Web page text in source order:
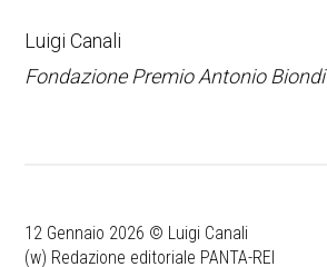
Luigi Canali
Fondazione Premio Antonio Biondi
12 Gennaio 2026 © Luigi Canali
(w) Redazione editoriale PANTA-REI